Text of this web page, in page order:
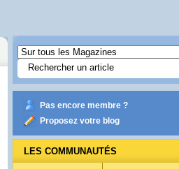
Pas encore membre ?
Proposez votre blog
LES COMMUNAUTÉS